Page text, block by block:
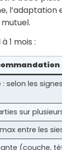
l’adaptation
1 mois :
: selon les
sur
entre les
(couche,